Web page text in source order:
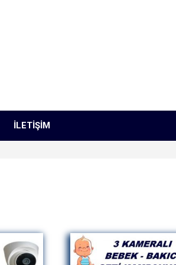
İLETIŞIM